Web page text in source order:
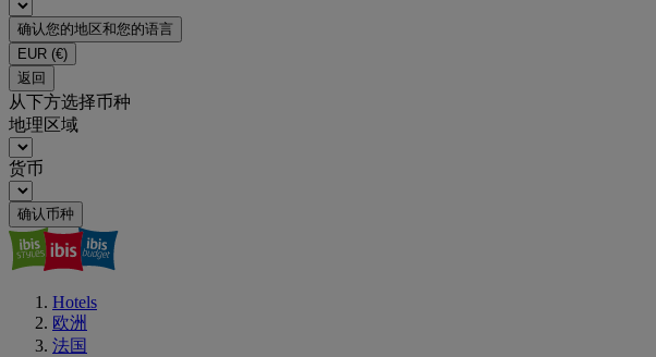
确认您的地区和您的语言
EUR (€)
返回
从下方选择币种
地理区域
货币
确认币种
Hotels
欧洲
法国